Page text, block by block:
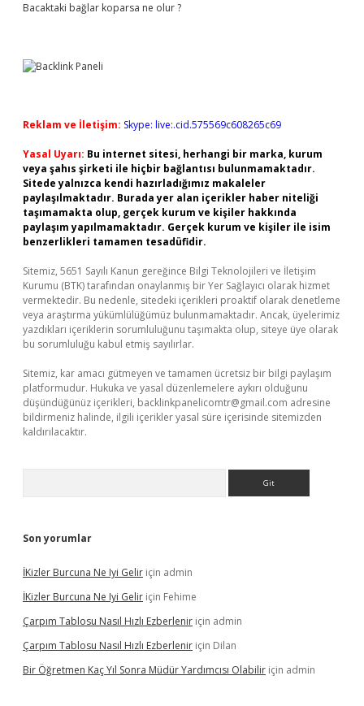
Bacaktaki bağlar koparsa ne olur ?
Reklam ve İletişim: Skype: live:.cid.575569c608265c69
Yasal Uyarı: Bu internet sitesi, herhangi bir marka, kurum
veya şahıs şirketi ile hiçbir bağlantısı bulunmamaktadır.
Sitede yalnızca kendi hazırladığımız makaleler
paylaşılmaktadır. Burada yer alan içerikler haber niteliği
taşımamakta olup, gerçek kurum ve kişiler hakkında
paylaşım yapılmamaktadır. Gerçek kurum ve kişiler ile isim
benzerlikleri tamamen tesadüfidir.
Sitemiz, 5651 Sayılı Kanun gereğince Bilgi Teknolojileri ve İletişim
Kurumu (BTK) tarafından onaylanmış bir Yer Sağlayıcı olarak hizmet
vermektedir. Bu nedenle, sitedeki içerikleri proaktif olarak denetleme
veya araştırma yükümlülüğümüz bulunmamaktadır. Ancak, üyelerimiz
yazdıkları içeriklerin sorumluluğunu taşımakta olup, siteye üye olarak
bu sorumluluğu kabul etmiş sayılırlar.
Sitemiz, kar amacı gütmeyen ve tamamen ücretsiz bir bilgi paylaşım
platformudur. Hukuka ve yasal düzenlemelere aykırı olduğunu
düşündüğünüz içerikleri, backlinkpanelicomtr@gmail.com adresine
bildirmeniz halinde, ilgili içerikler yasal süre içerisinde sitemizden
kaldırılacaktır.
Son yorumlar
İKizler Burcuna Ne Iyi Gelir için admin
İKizler Burcuna Ne Iyi Gelir için Fehime
Çarpım Tablosu Nasıl Hızlı Ezberlenir için admin
Çarpım Tablosu Nasıl Hızlı Ezberlenir için Dilan
Bir Öğretmen Kaç Yıl Sonra Müdür Yardımcısı Olabilir için admin